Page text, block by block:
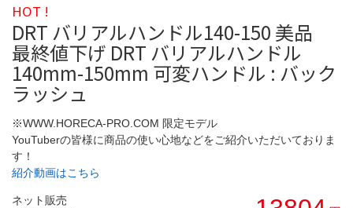
HOT !
DRT バリアルハンドル140-150 美品
最終値下げ DRT バリアルハンドル
140mm-150mm 可変ハンドル : バック
ラッシュ
※WWW.HORECA-PRO.COM 限定モデル
YouTuberの皆様に商品の使い心地などをご紹介いただいておりま
す！
紹介動画はこちら
ネット販売